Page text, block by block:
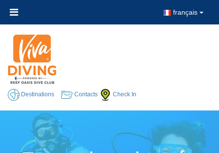
français
Destinations Contacts Check In